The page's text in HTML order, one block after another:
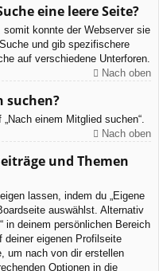
eine leere Seite?
konnte der Webserver sie
und gib spezifischere
auf verschiedene Unterforen.
Nach oben
suchen?
einem Mitglied suchen“.
Nach oben
und Themen
lassen, indem du „Eigene
auswählst. Alternativ
in deinem persönlichen Bereich
deiner eigenen Profilseite
um nach von dir erstellen
Optionen in die